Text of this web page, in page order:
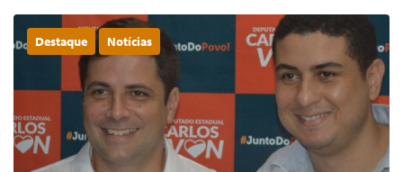
LER MAIS
Destaque Notícias